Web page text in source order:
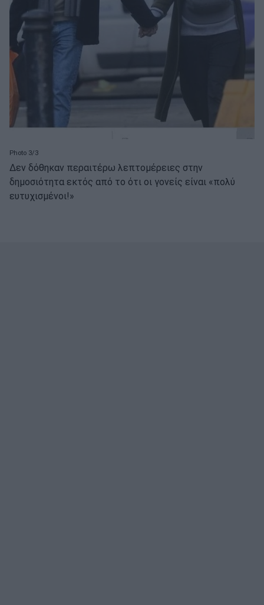
Photo 3/3
Δεν δόθηκαν περαιτέρω λεπτομέρειες στην
δημοσιότητα εκτός από το ότι οι γονείς είναι «πολύ
ευτυχισμένοι!»